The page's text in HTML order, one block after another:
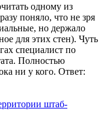
одному из
поняло, что не зря
но держало
для этих стен). Чуть
специалист по
Полностью
ни у кого. Ответ: